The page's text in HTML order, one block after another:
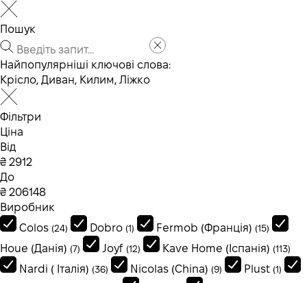
Пошук
Найпопулярніші ключові слова:
Крісло, Диван, Килим, Ліжко
Фільтри
Ціна
Від
₴
До
₴
Виробник
Colos (24) Dobro (1) Fermob (Франція) (15)
Houe (Данія) (7) Joyf (12) Kave Home (Іспанія) (113)
Nardi ( Італія) (36) Nicolas (China) (9) Plust (1)